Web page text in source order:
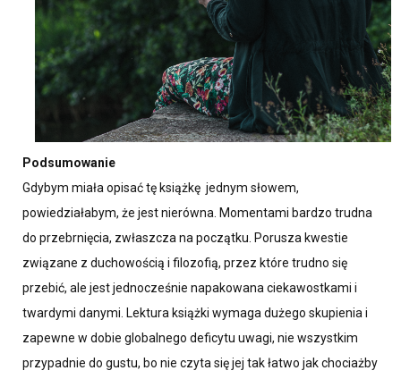
Podsumowanie
Gdybym miała opisać tę książkę jednym słowem,
powiedziałabym, że jest nierówna. Momentami bardzo trudna
do przebrnięcia, zwłaszcza na początku. Porusza kwestie
związane z duchowością i filozofią, przez które trudno się
przebić, ale jest jednocześnie napakowana ciekawostkami i
twardymi danymi. Lektura książki wymaga dużego skupienia i
zapewne w dobie globalnego deficytu uwagi, nie wszystkim
przypadnie do gustu, bo nie czyta się jej tak łatwo jak chociażby